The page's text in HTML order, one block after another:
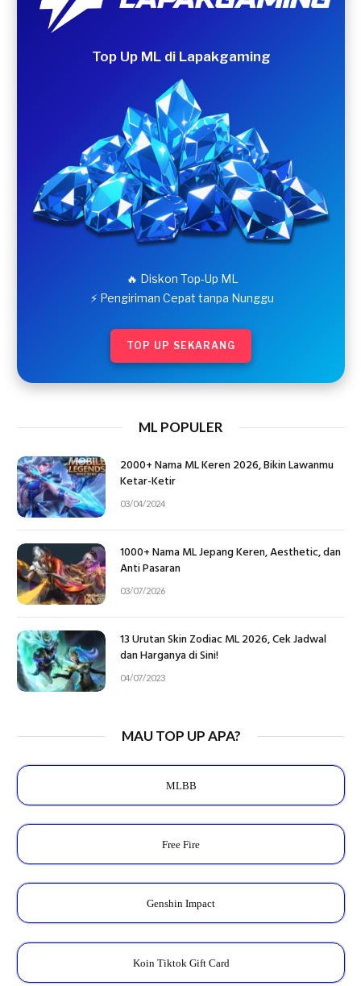
Top Up ML di Lapakgaming
🔥 Diskon Top-Up ML
⚡ Pengiriman Cepat tanpa Nunggu
TOP UP SEKARANG
ML POPULER
2000+ Nama ML Keren 2026, Bikin Lawanmu
Ketar-Ketir
03/04/2024
1000+ Nama ML Jepang Keren, Aesthetic, dan
Anti Pasaran
03/07/2026
13 Urutan Skin Zodiac ML 2026, Cek Jadwal
dan Harganya di Sini!
04/07/2023
MAU TOP UP APA?
MLBB
Free Fire
Genshin Impact
Koin Tiktok Gift Card